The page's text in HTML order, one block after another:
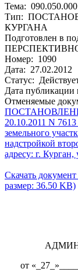
Тема: 090.050.000
Тип:
КУРГАНА
Подготовлен в
Номер: 1090
Дата: 27.02.2012
Статус:
Дата публикации
Отменяемые
ПОСТАНОВЛЕНИЕ
20.10.2011 N
земельного
надстройкой
адресу: г.
Скачать
размер: 36.50 KB)
от